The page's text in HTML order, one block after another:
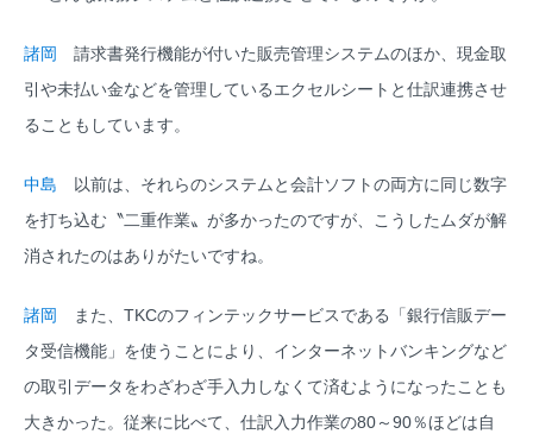
諸岡
請求書発行機能が付いた販売管理システムのほか、現金取
引や未払い金などを管理しているエクセルシートと仕訳連携させ
ることもしています。
中島 以前は、それらのシステムと会計ソフトの両方に同じ数字
を打ち込む〝二重作業〟が多かったのですが、こうしたムダが解
消されたのはありがたいですね。
諸岡
また、TKCのフィンテックサービスである「銀行信販デー
タ受信機能」を使うことにより、インターネットバンキングなど
の取引データをわざわざ手入力しなくて済むようになったことも
大きかった。従来に比べて、仕訳入力作業の80～90％ほどは自